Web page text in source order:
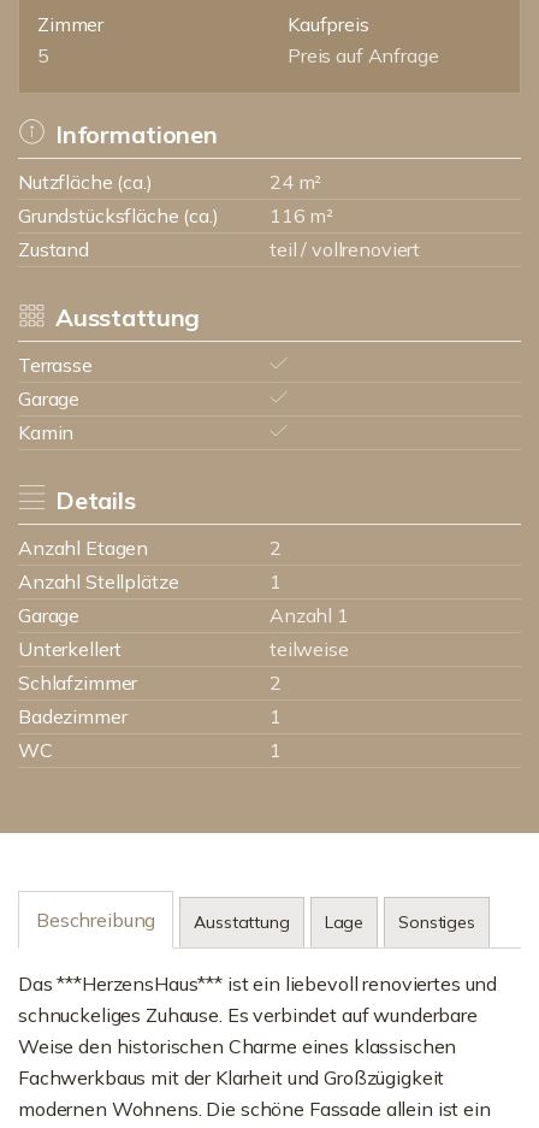
Zimmer
5
Kaufpreis
Preis auf Anfrage
Informationen
Nutzfläche (ca.)
24 m²
Grundstücksfläche (ca.)
116 m²
Zustand
teil / vollrenoviert
Ausstattung
Terrasse
Garage
Kamin
Details
Anzahl Etagen
2
Anzahl Stellplätze
1
Garage
Anzahl 1
Unterkellert
teilweise
Schlafzimmer
2
Badezimmer
1
WC
1
Beschreibung Ausstattung Lage Sonstiges
Das ***HerzensHaus*** ist ein liebevoll renoviertes und
schnuckeliges Zuhause. Es verbindet auf wunderbare
Weise den historischen Charme eines klassischen
Fachwerkbaus mit der Klarheit und Großzügigkeit
modernen Wohnens. Die schöne Fassade allein ist ein